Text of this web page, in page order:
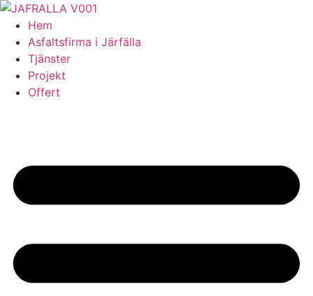
Skip
content
Hem
Asfaltsfirma i Järfälla
Tjänster
Projekt
Offert